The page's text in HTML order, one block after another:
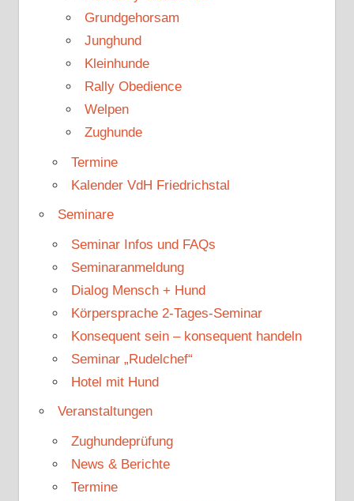
Grundgehorsam
Junghund
Kleinhunde
Rally Obedience
Welpen
Zughunde
Termine
Kalender VdH Friedrichstal
Seminare
Seminar Infos und FAQs
Seminaranmeldung
Dialog Mensch + Hund
Körpersprache 2-Tages-Seminar
Konsequent sein – konsequent handeln
Seminar „Rudelchef“
Hotel mit Hund
Veranstaltungen
Zughundeprüfung
News & Berichte
Termine